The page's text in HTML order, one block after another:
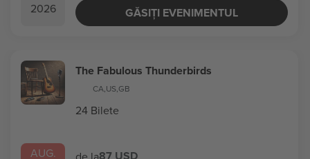
2026
GĂSIȚI EVENIMENTUL
AUG.
The Fabulous Thunderbirds
CA,US,GB
24 Bilete